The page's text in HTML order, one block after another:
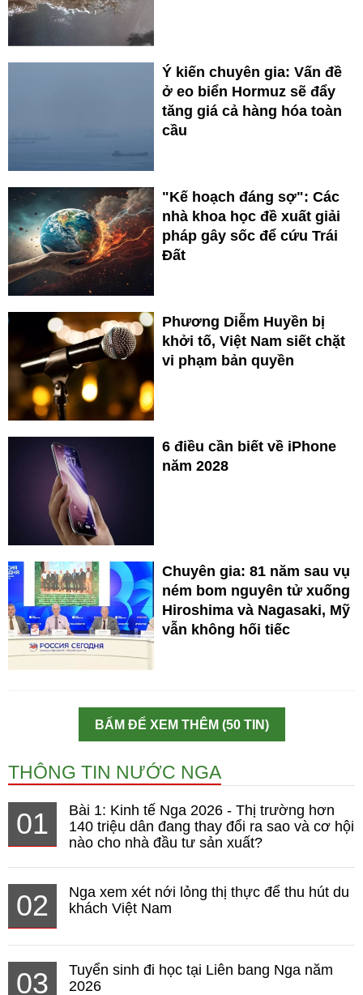
Ý kiến chuyên gia: Vấn đề
ở eo biển Hormuz sẽ đẩy
tăng giá cả hàng hóa toàn
cầu
"Kế hoạch đáng sợ": Các
nhà khoa học đề xuất giải
pháp gây sốc để cứu Trái
Đất
Phương Diễm Huyền bị
khởi tố, Việt Nam siết chặt
vi phạm bản quyền
6 điều cần biết về iPhone
năm 2028
Chuyên gia: 81 năm sau vụ
ném bom nguyên tử xuống
Hiroshima và Nagasaki, Mỹ
vẫn không hối tiếc
BẤM ĐỂ XEM THÊM (50 TIN)
THÔNG TIN NƯỚC NGA
01
Bài 1: Kinh tế Nga 2026 - Thị trường hơn
140 triệu dân đang thay đổi ra sao và cơ hội
nào cho nhà đầu tư sản xuất?
02
Nga xem xét nới lỏng thị thực để thu hút du
khách Việt Nam
03
Tuyển sinh đi học tại Liên bang Nga năm
2026